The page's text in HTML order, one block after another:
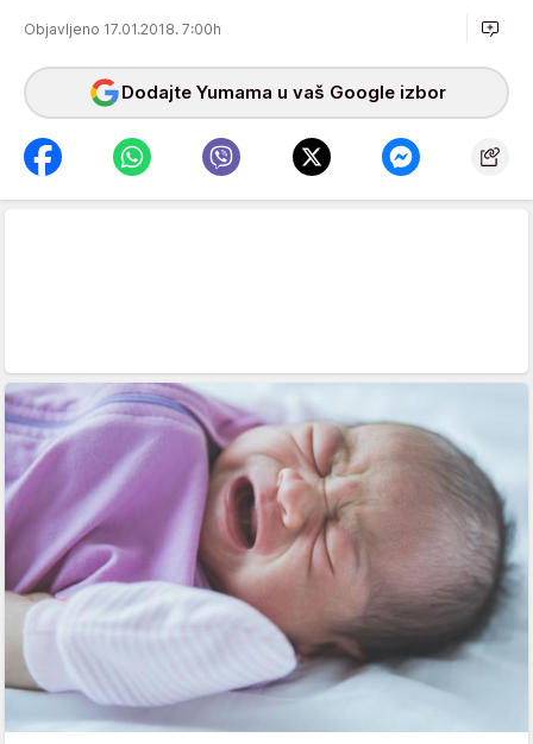
Objavljeno 17.01.2018. 7:00h
Dodajte Yumama u vaš Google izbor